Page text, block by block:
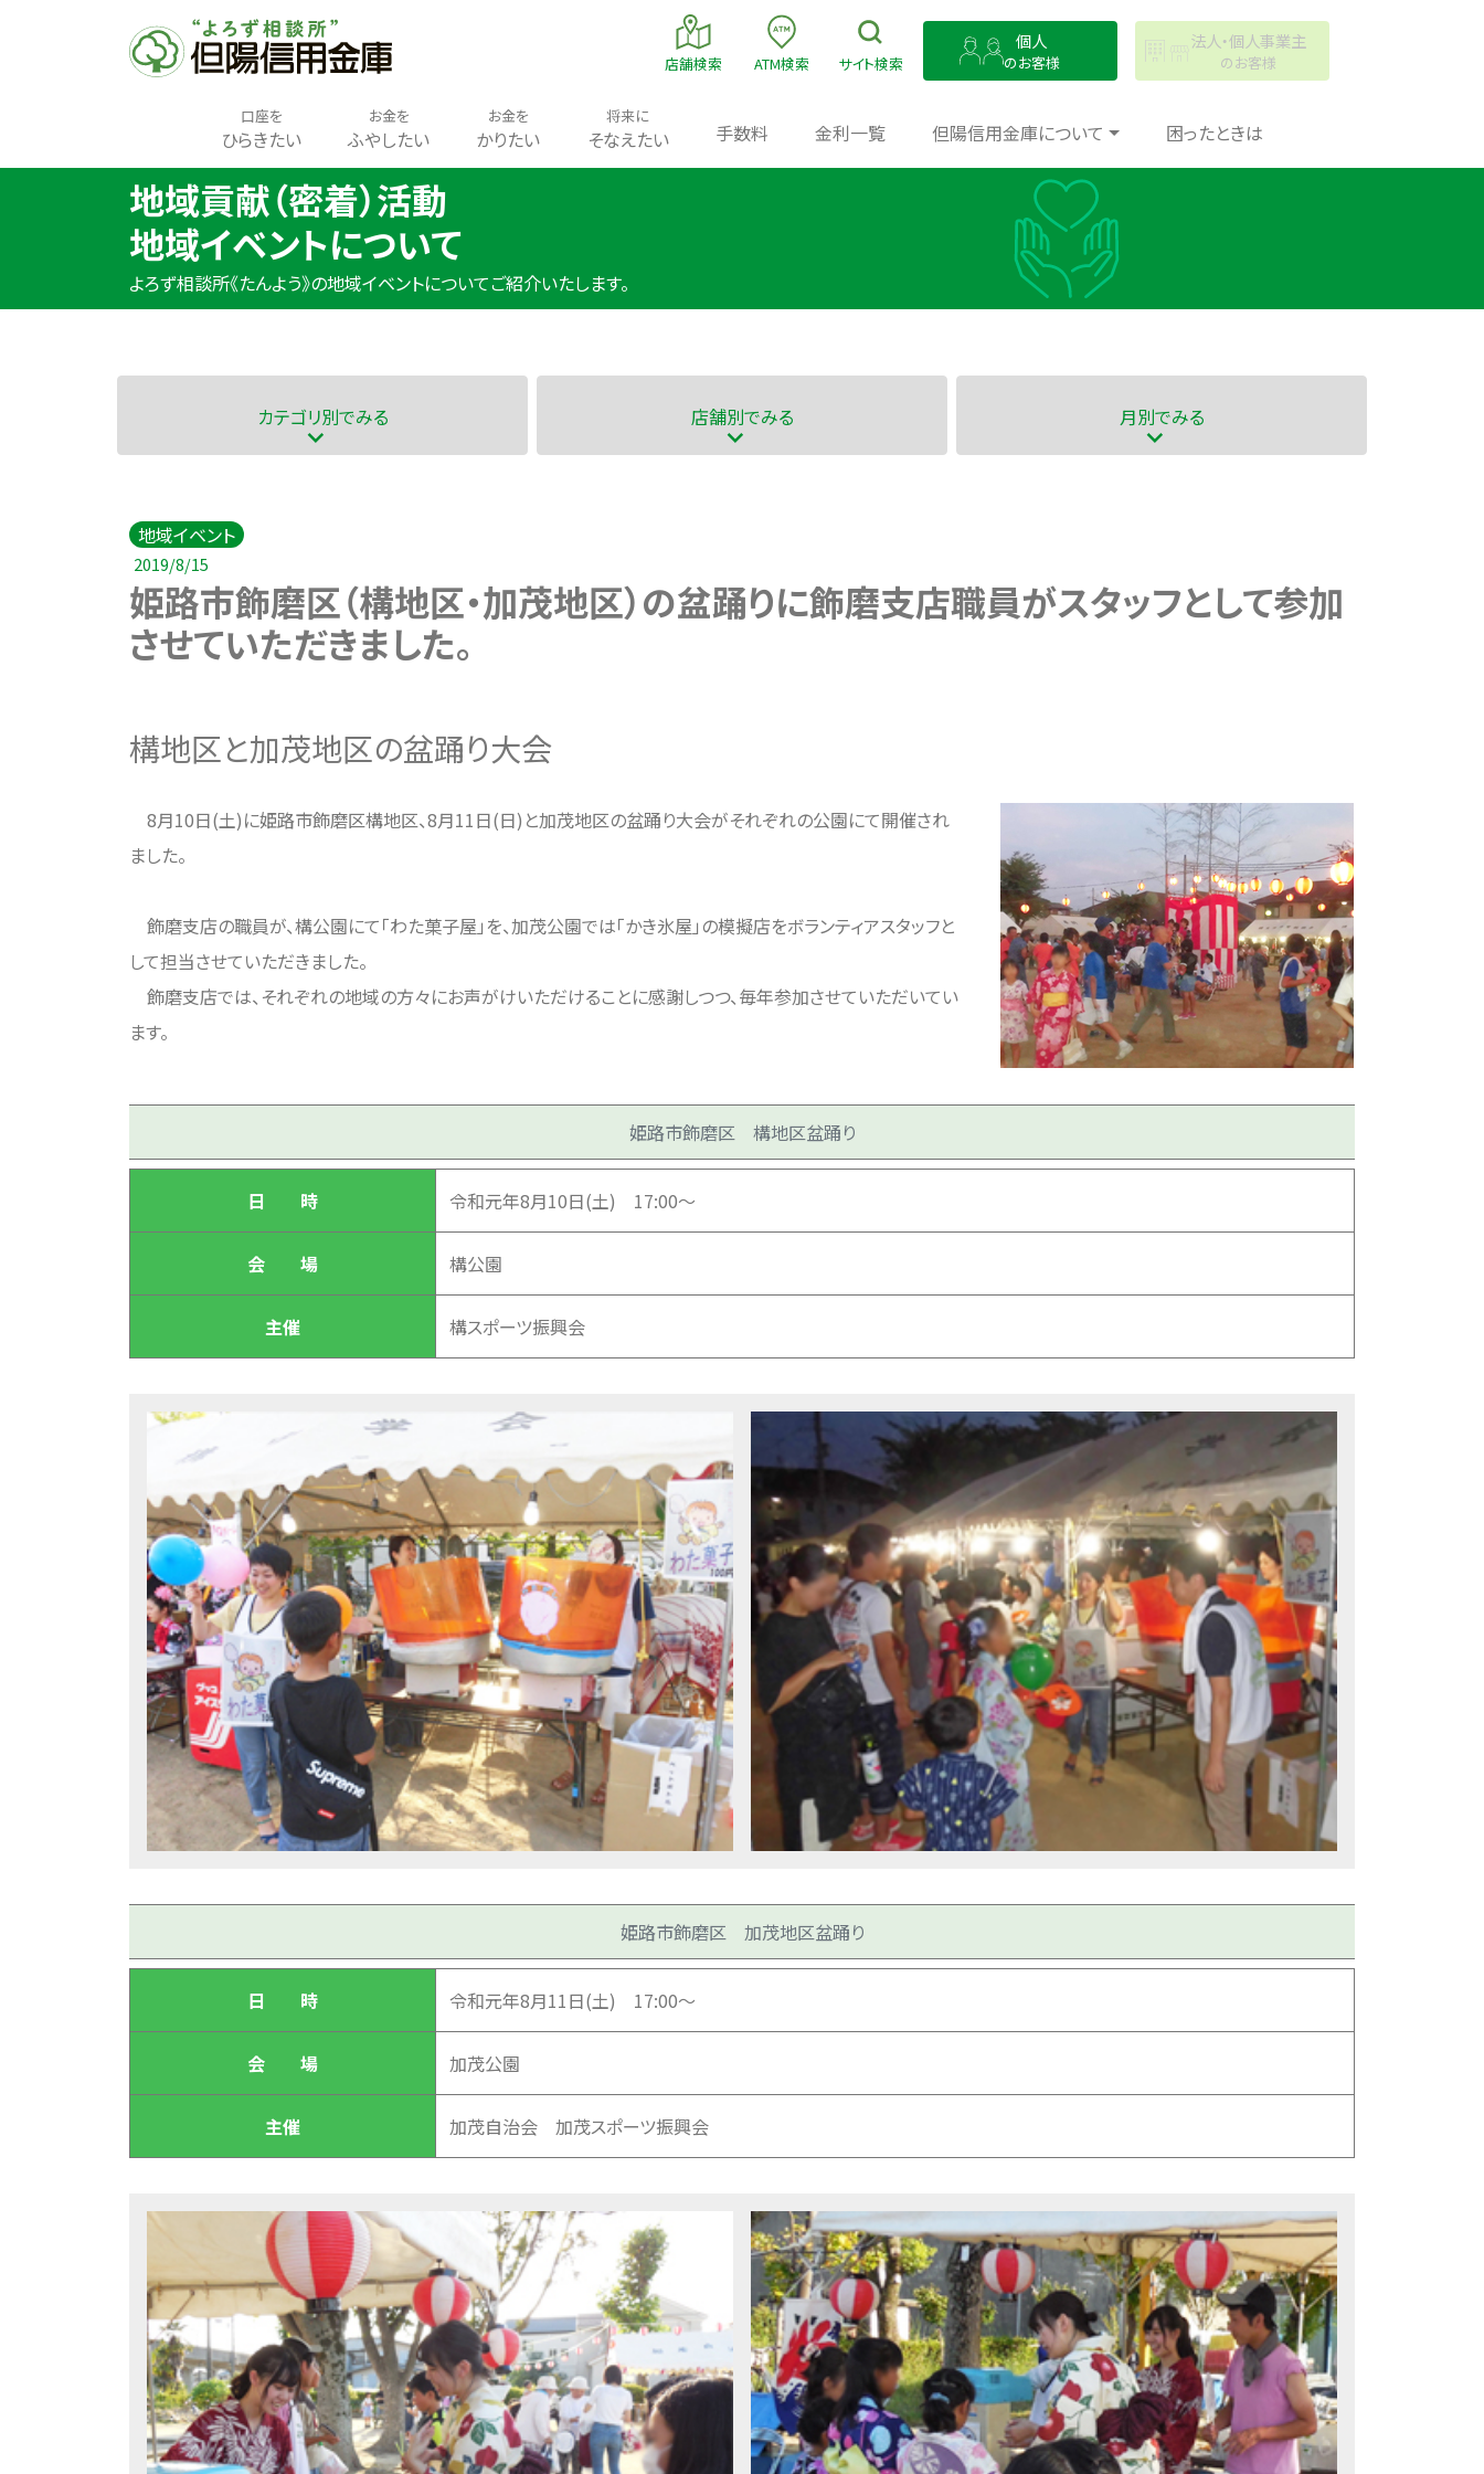
店舗検索 ATM検索 サイト検索
個人
のお客様
法人・個人事業主
のお客様
口座を
ひらきたい
お金を
ふやしたい
お金を
かりたい
将来に
そなえたい 手数料 金利一覧 但陽信用金庫について 困ったときは
地域貢献（密着）活動
地域イベントについて
よろず相談所《たんよう》の地域イベントについてご紹介いたします。
カテゴリ別でみる 店舗別でみる 月別でみる
地域イベント
2019/8/15
姫路市飾磨区（構地区・加茂地区）の盆踊りに飾磨支店職員がスタッフとして参加
させていただきました。
構地区と加茂地区の盆踊り大会
8月10日(土)に姫路市飾磨区構地区、8月11日(日)と加茂地区の盆踊り大会がそれぞれの公園にて開催され
ました。
飾磨支店の職員が、構公園にて「わた菓子屋」を、加茂公園では「かき氷屋」の模擬店をボランティアスタッフと
して担当させていただきました。
飾磨支店では、それぞれの地域の方々にお声がけいただけることに感謝しつつ、毎年参加させていただいてい
ます。
姫路市飾磨区 構地区盆踊り
日 時 令和元年8月10日(土) 17:00～
会 場 構公園
主催 構スポーツ振興会
姫路市飾磨区 加茂地区盆踊り
日 時 令和元年8月11日(土) 17:00～
会 場 加茂公園
主催 加茂自治会 加茂スポーツ振興会